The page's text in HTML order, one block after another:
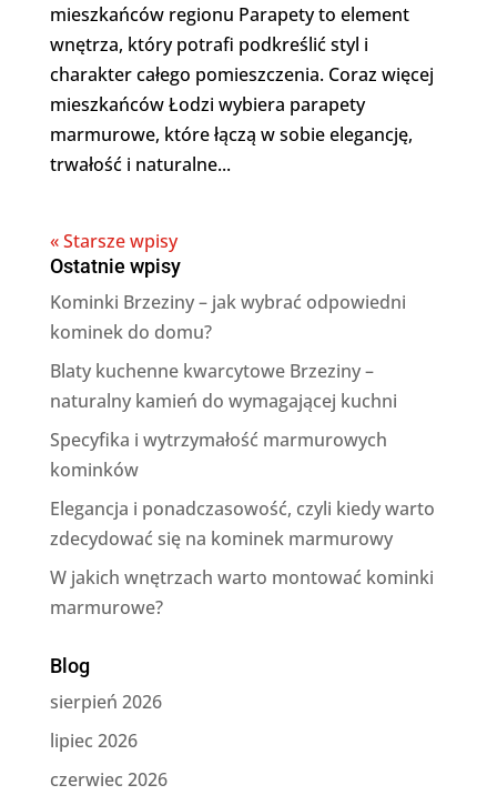
mieszkańców regionu Parapety to element
wnętrza, który potrafi podkreślić styl i
charakter całego pomieszczenia. Coraz więcej
mieszkańców Łodzi wybiera parapety
marmurowe, które łączą w sobie elegancję,
trwałość i naturalne...
« Starsze wpisy
Ostatnie wpisy
Kominki Brzeziny – jak wybrać odpowiedni
kominek do domu?
Blaty kuchenne kwarcytowe Brzeziny –
naturalny kamień do wymagającej kuchni
Specyfika i wytrzymałość marmurowych
kominków
Elegancja i ponadczasowość, czyli kiedy warto
zdecydować się na kominek marmurowy
W jakich wnętrzach warto montować kominki
marmurowe?
Blog
sierpień 2026
lipiec 2026
czerwiec 2026